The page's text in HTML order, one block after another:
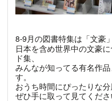
8-9月の図書特集は「文豪
日本を含め世界中の文豪
ド集、
みんなが知ってる有名作
す。
おうち時間にぴったりな
ぜひ手に取って見てくださ